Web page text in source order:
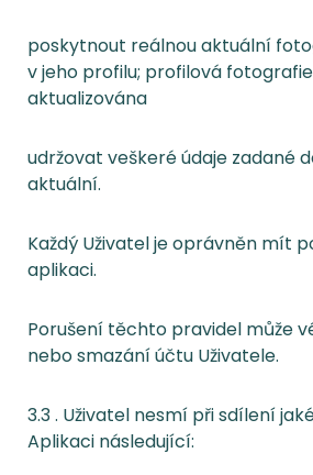
poskytnout reálnou aktuální
v jeho profilu; profilová
aktualizována
udržovat veškeré údaje zadané
aktuální.
Každý Uživatel je oprávněn mít
aplikaci.
Porušení těchto pravidel může
nebo smazání účtu Uživatele.
3.3 . Uživatel nesmí při sdílení
Aplikaci následující: